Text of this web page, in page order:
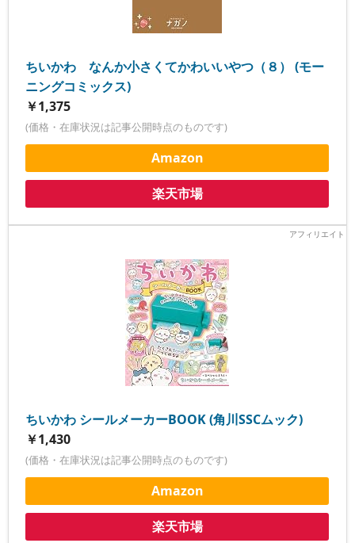
ちいかわ なんか小さくてかわいいやつ（８） (モー
ニングコミックス)
￥1,375
(価格・在庫状況は記事公開時点のものです)
Amazon
楽天市場
ちいかわ シールメーカーBOOK (角川SSCムック)
￥1,430
(価格・在庫状況は記事公開時点のものです)
Amazon
楽天市場